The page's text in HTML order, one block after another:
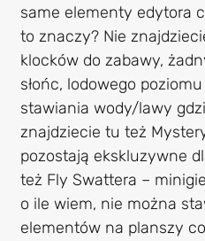
same elementy edytora
to znaczy? Nie
klocków do zabawy,
słońc, lodowego
stawiania wody/lawy
znajdziecie tu też
pozostają ekskluzywne
też Fly Swattera –
o ile wiem, nie można
elementów na planszy